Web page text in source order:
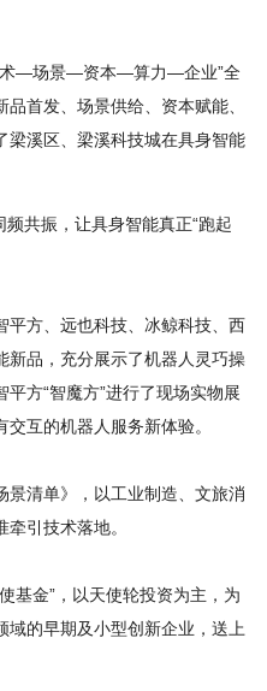
术—场景—资本—算力—企业”全
首发、场景供给、资本赋能、
梁溪区、梁溪科技城在具身智能
共振，让具身智能真正“跑起
平方、远也科技、冰鲸科技、西
新品，充分展示了机器人灵巧操
方“智魔方”进行了现场实物展
互的机器人服务新体验。
景清单》，以工业制造、文旅消
引技术落地。
基金”，以天使轮投资为主，为
域的早期及小型创新企业，送上